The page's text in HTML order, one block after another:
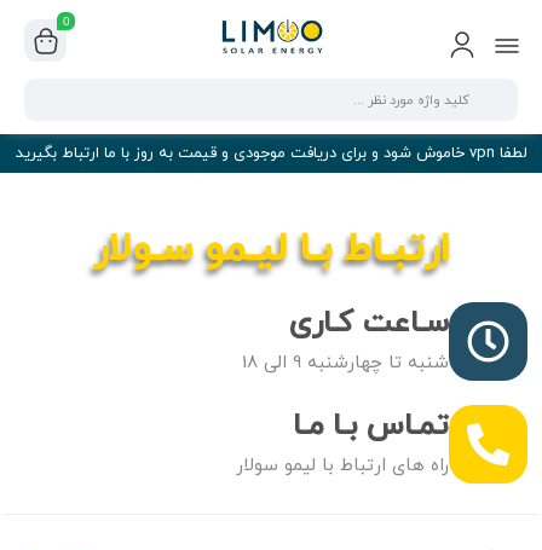
0
لطفا vpn خاموش شود و برای دریافت موجودی و قیمت به روز با ما ارتباط بگیرید
ارتبـاط بـا لیـمو سـولار
سـاعت کـاری
شنبه تا چهارشنبه 9 الی 18
تمـاس بـا مـا
راه های ارتباط با لیمو سولار